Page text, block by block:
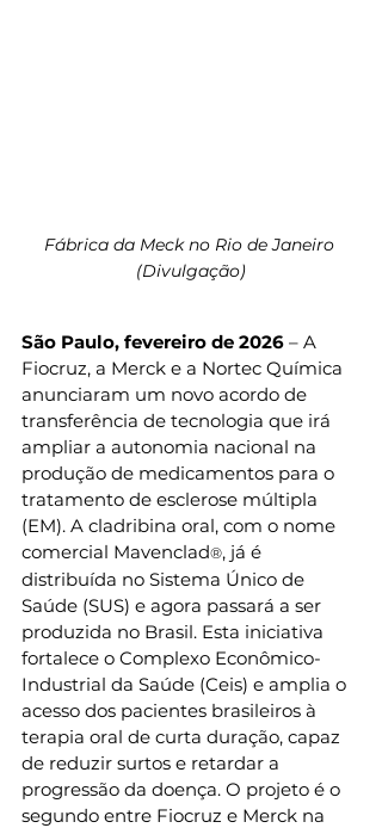
Fábrica da Meck no Rio de Janeiro
(Divulgação)
São Paulo, fevereiro de 2026 – A
Fiocruz, a Merck e a Nortec Química
anunciaram um novo acordo de
transferência de tecnologia que irá
ampliar a autonomia nacional na
produção de medicamentos para o
tratamento de esclerose múltipla
(EM). A cladribina oral, com o nome
comercial Mavenclad®, já é
distribuída no Sistema Único de
Saúde (SUS) e agora passará a ser
produzida no Brasil. Esta iniciativa
fortalece o Complexo Econômico-
Industrial da Saúde (Ceis) e amplia o
acesso dos pacientes brasileiros à
terapia oral de curta duração, capaz
de reduzir surtos e retardar a
progressão da doença. O projeto é o
segundo entre Fiocruz e Merck na